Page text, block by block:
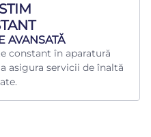
AVANSATĂ
constant în aparatură
asigura servicii de înaltă